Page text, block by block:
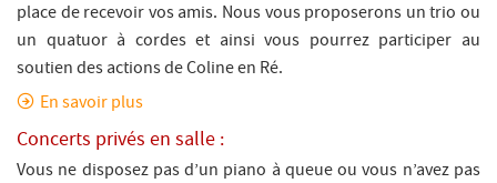
place de recevoir vos amis. Nous vous proposerons un trio ou
un quatuor à cordes et ainsi vous pourrez participer au
soutien des actions de Coline en Ré.
En savoir plus
Concerts privés en salle :
Vous ne disposez pas d’un piano à queue ou vous n’avez pas